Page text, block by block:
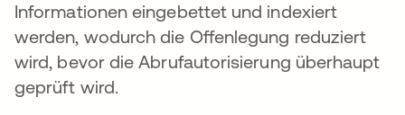
Informationen eingebettet und indexiert
werden, wodurch die Offenlegung reduziert
wird, bevor die Abrufautorisierung überhaupt
geprüft wird.